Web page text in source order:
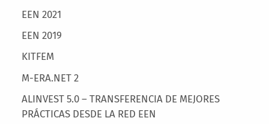
EEN 2021
EEN 2019
KITFEM
M-ERA.NET 2
ALINVEST 5.0 – TRANSFERENCIA DE MEJORES
PRÁCTICAS DESDE LA RED EEN